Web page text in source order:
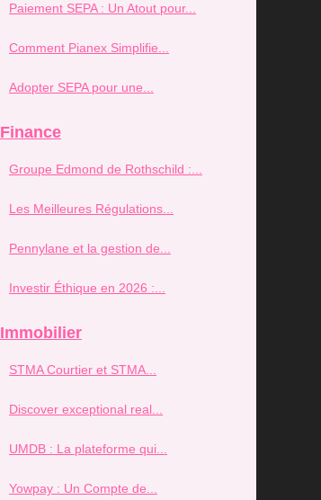
Paiement SEPA : Un Atout pour...
Comment Pianex Simplifie...
Adopter SEPA pour une...
Finance
Groupe Edmond de Rothschild :...
Les Meilleures Régulations...
Pennylane et la gestion de...
Investir Éthique en 2026 :...
Immobilier
STMA Courtier et STMA...
Discover exceptional real...
UMDB : La plateforme qui...
Yowpay : Un Compte de...